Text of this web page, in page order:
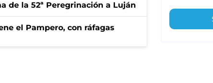
de la 52ª Peregrinación a Luján
el Pampero, con ráfagas